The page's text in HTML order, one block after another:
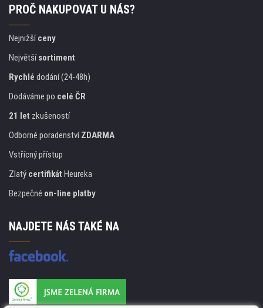
PROČ NAKUPOVAT U NÁS?
Nejnižšíceny
Největšísortiment
Rychlé dodání (24-48h)
Dodáváme po celé ČR
21 let zkušeností
Odborné poradenstvíZDARMA
Vstřícný přístup
Zlatý certifikát Heureka
Bezpečné on-line platby
NAJDETE NÁS TAKÉ NA